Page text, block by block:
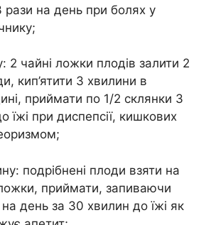
рази на день при болях у
2 чайні ложки плодів залити 2
кип’ятити 3 хвилини в
приймати по 1/2 склянки 3
їжі при диспепсії, кишкових
подрібнені плоди взяти на
ложки, приймати, запиваючи
день за 30 хвилин до їжі як